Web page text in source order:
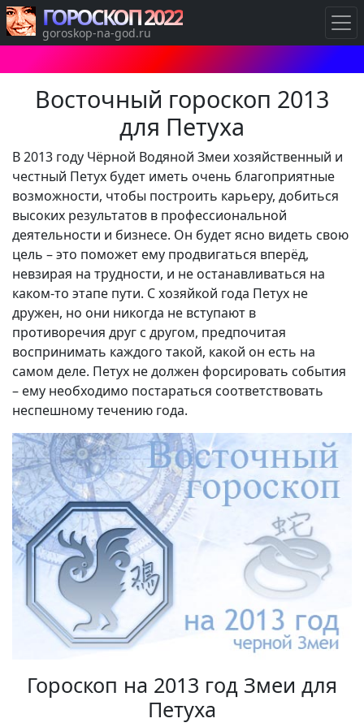
Восточный гороскоп 2013
для Петуха
В 2013 году Чёрной Водяной Змеи хозяйственный и
честный Петух будет иметь очень благоприятные
возможности, чтобы построить карьеру, добиться
высоких результатов в профессиональной
деятельности и бизнесе. Он будет ясно видеть свою
цель – это поможет ему продвигаться вперёд,
невзирая на трудности, и не останавливаться на
каком-то этапе пути. С хозяйкой года Петух не
дружен, но они никогда не вступают в
противоречия друг с другом, предпочитая
воспринимать каждого такой, какой он есть на
самом деле. Петух не должен форсировать события
– ему необходимо постараться соответствовать
неспешному течению года.
Гороскоп на 2013 год Змеи для
Петуха
ГОРОСКОП 2022
goroskop-na-god.ru